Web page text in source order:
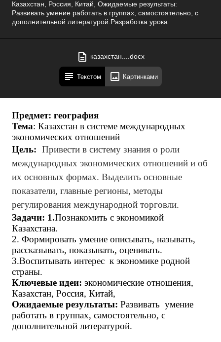
Казахстан, Россия, Китай, Ожидаемые результаты:
Развивать умение работать в группах, самостоятельно, с
дополнительной литературой.Разработка урока
казахстан....docx
Текстом Картинками
Предмет: география
Тема: Казахстан в системе международных
экономических отношений
Цель: Привести в систему знания о роли
международных экономических отношений и об
их основных формах. Выделить основные
показатели, главные регионы, методы
регулирования международной торговли.
Задачи: 1.Познакомить с экономикой
Казахстана.
2. Формировать умение описывать, называть,
рассказывать, показывать, оценивать.
3.Воспитывать интерес к экономике родной
страны.
Ключевые идеи: экономические отношения,
Казахстан, Россия, Китай,
Ожидаемые результаты: Развивать умение
работать в группах, самостоятельно, с
дополнительной литературой.